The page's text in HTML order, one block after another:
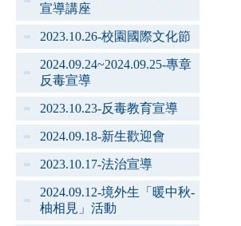
宣導講座
2023.10.26-校園國際文化節
2024.09.24~2024.09.25-專章
反毒宣導
2023.10.23-反毒教育宣導
2024.09.18-新生歡迎會
2023.10.17-法治宣導
2024.09.12-境外生「暖中秋-
柚相見」活動